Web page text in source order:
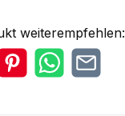
weiterempfehlen: